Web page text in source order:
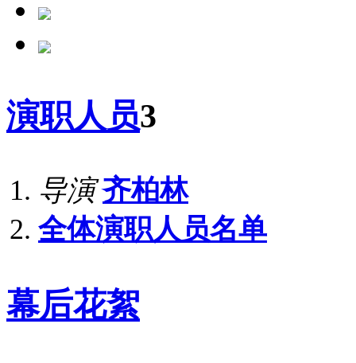
演职人员3
导演 齐柏林
全体演职人员名单
幕后花絮